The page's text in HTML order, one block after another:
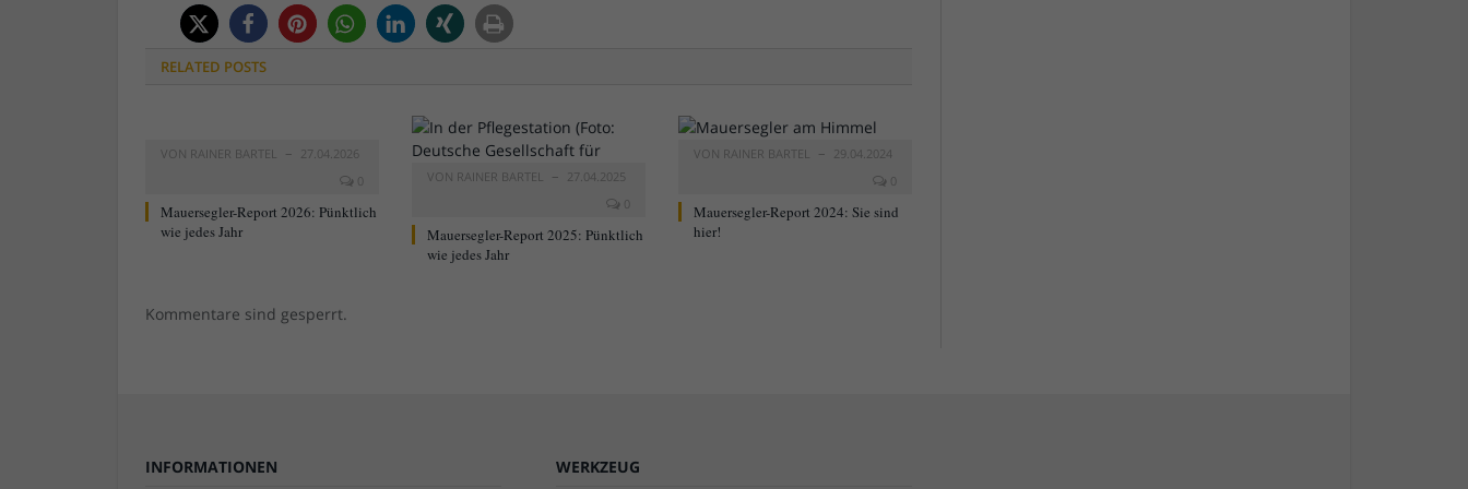
RELATED POSTS
VON RAINER BARTEL
27.04.2026
0
Mauersegler-Report 2026: Pünktlich
wie jedes Jahr
VON RAINER BARTEL
27.04.2025
0
Mauersegler-Report 2025: Pünktlich
wie jedes Jahr
VON RAINER BARTEL
29.04.2024
0
Mauersegler-Report 2024: Sie sind
hier!
Kommentare sind gesperrt.
INFORMATIONEN WERKZEUG